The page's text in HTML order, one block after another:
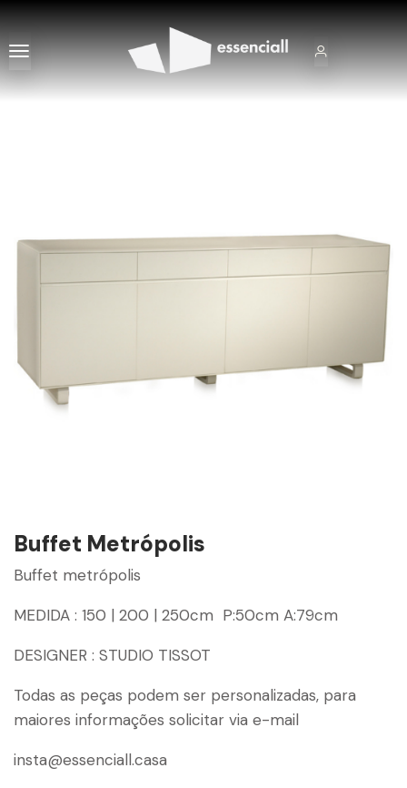
Buffet Metrópolis
Buffet metrópolis
MEDIDA : 150 | 200 | 250cm P:50cm A:79cm
DESIGNER : STUDIO TISSOT
Todas as peças podem ser personalizadas, para
maiores informações solicitar via e-mail
insta@essenciall.casa